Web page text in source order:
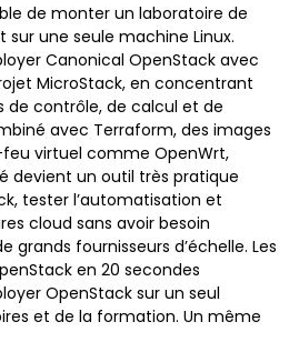
de monter un laboratoire de
une seule machine Linux.
Canonical OpenStack avec
MicroStack, en concentrant
de contrôle, de calcul et de
avec Terraform, des images
virtuel comme OpenWrt,
devient un outil très pratique
tester l’automatisation et
cloud sans avoir besoin
grands fournisseurs d’échelle. Les
en 20 secondes
OpenStack sur un seul
et de la formation. Un même